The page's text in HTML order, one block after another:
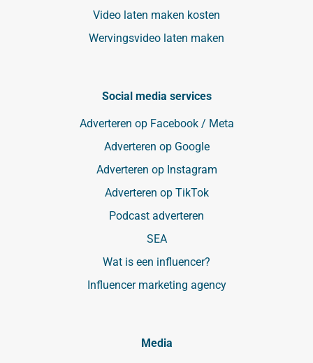
Video laten maken kosten
Wervingsvideo laten maken
Social media services
Adverteren op Facebook / Meta
Adverteren op Google
Adverteren op Instagram
Adverteren op TikTok
Podcast adverteren
SEA
Wat is een influencer?
Influencer marketing agency
Media